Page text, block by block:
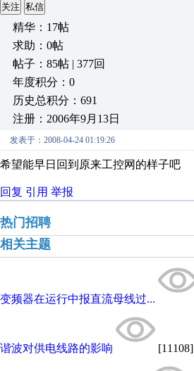
关注 私信
精华：17帖
求助：0帖
帖子：85帖 | 377回
年度积分：0
历史总积分：691
注册：2006年9月13日
发表于：2008-04-24 01:19:26
希望能早日回到原来工控网的样子吧
回复 引用 举报
热门招聘
相关主题
变频器在运行中报直流母线过...
谐波对供电线路的影响 [11108]